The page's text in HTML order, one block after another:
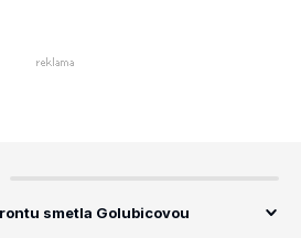
smetla Golubicovou